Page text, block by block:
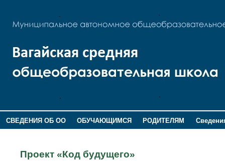
СВЕДЕНИЯ ОБ ОО ОБУЧАЮЩИМСЯ РОДИТЕЛЯМ
Проект «Код будущего»